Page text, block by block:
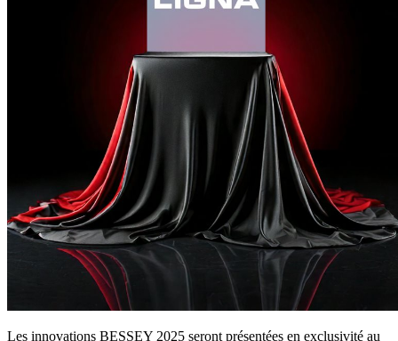
Les innovations BESSEY 2025 seront présentées en exclusivité au